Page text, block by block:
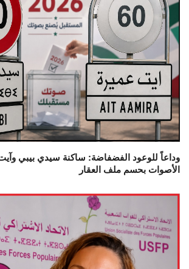
وداعاً للوعود الفضفاضة: ساكنة سيدي بيبي
الأصوات بحسم ملف العقار